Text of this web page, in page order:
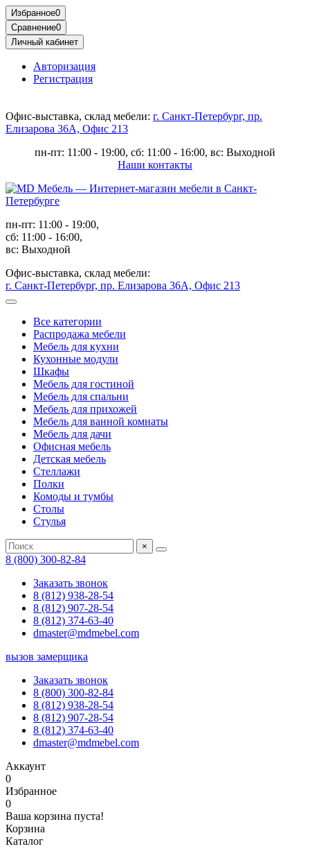
Избранное0
Сравнение0
Личный кабинет
Авторизация
Регистрация
Офис-выставка, склад мебели: г. Санкт-Петербург, пр.
Елизарова 36А, Офис 213
пн-пт: 11:00 - 19:00, сб: 11:00 - 16:00, вс: Выходной
Наши контакты
пн-пт: 11:00 - 19:00,
сб: 11:00 - 16:00,
вс: Выходной
Офис-выставка, склад мебели:
г. Санкт-Петербург, пр. Елизарова 36А, Офис 213
Все категории
Распродажа мебели
Мебель для кухни
Кухонные модули
Шкафы
Мебель для гостиной
Мебель для спальни
Мебель для прихожей
Мебель для ванной комнаты
Мебель для дачи
Офисная мебель
Детская мебель
Стеллажи
Полки
Комоды и тумбы
Столы
Стулья
×
8 (800) 300-82-84
Заказать звонок
8 (812) 938-28-54
8 (812) 907-28-54
8 (812) 374-63-40
dmaster@mdmebel.com
вызов замерщика
Заказать звонок
8 (800) 300-82-84
8 (812) 938-28-54
8 (812) 907-28-54
8 (812) 374-63-40
dmaster@mdmebel.com
Аккаунт
0
Избранное
0
Ваша корзина пуста!
Корзина
Каталог